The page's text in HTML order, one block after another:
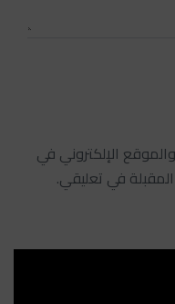
الإلكتروني في
في تعليقي.